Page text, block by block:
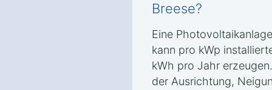
Breese?
Eine
kann pro kWp
kWh pro Jahr
der Ausrichtung,